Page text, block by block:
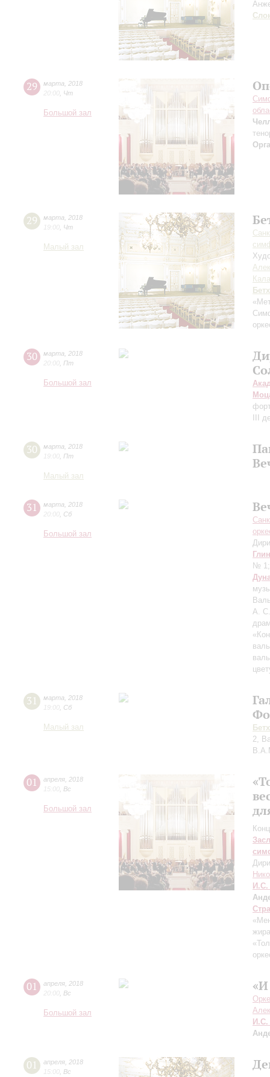
29 марта
2018
20:00 Чт
Большой зал
29 марта
2018
19:00 Чт
Малый зал
30 марта
2018
20:00 Пт
Большой зал
III
30 марта
2018
19:00 Пт
Малый зал
31 марта
2018
20:00 Сб
Большой зал
№
А.
31 марта
2018
19:00 Сб
Малый зал
2,
01 апреля 2018
15:00 Вс
Большой зал
И.С.
01 апреля 2018
20:00 Вс
Большой зал
«И
И.С.
01 апреля 2018
15:00 Вс